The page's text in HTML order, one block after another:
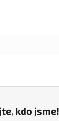
kdo jsme!